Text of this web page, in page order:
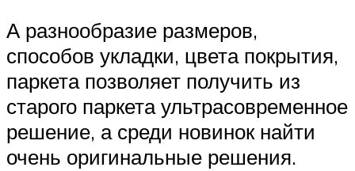
А разнообразие размеров,
способов укладки, цвета покрытия,
паркета позволяет получить из
старого паркета ультрасовременное
решение, а среди новинок найти
очень оригинальные решения.